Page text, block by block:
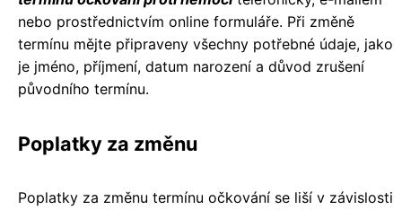
nebo prostřednictvím online formuláře. Při změně
termínu mějte připraveny všechny potřebné údaje, jako
je jméno, příjmení, datum narození a důvod zrušení
původního termínu.
Poplatky za změnu
Poplatky za změnu termínu očkování se liší v závislosti